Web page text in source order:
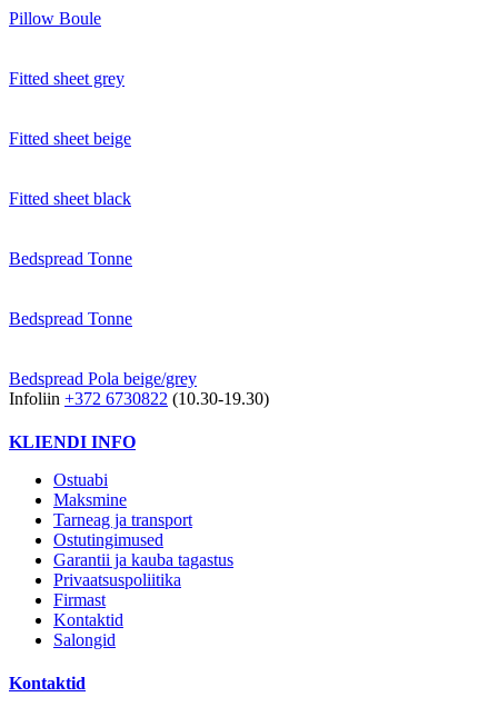
Pillow Boule
Fitted sheet grey
Fitted sheet beige
Fitted sheet black
Bedspread Tonne
Bedspread Tonne
Bedspread Pola beige/grey
Infoliin +372 6730822 (10.30-19.30)
KLIENDI INFO
Ostuabi
Maksmine
Tarneag ja transport
Ostutingimused
Garantii ja kauba tagastus
Privaatsuspoliitika
Firmast
Kontaktid
Salongid
Kontaktid